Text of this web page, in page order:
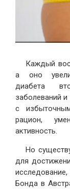
Каждый
а оно
диабета
заболеваний
с
рацион,
активность.
Но
для
Бонда в